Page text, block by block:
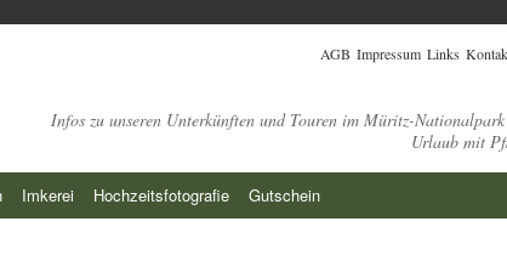
Links
Impressum
AGB
Infos zu unseren Unterkünften und Touren im Müritz-
Urlaub mit
Imkerei Hochzeitsfotografie Gutschein